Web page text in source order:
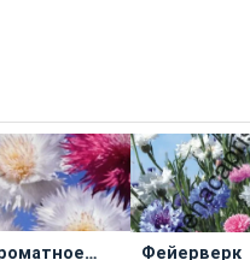
Фейерверк